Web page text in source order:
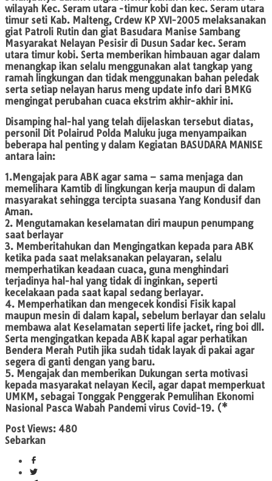
wilayah Kec. Seram utara -timur kobi dan kec. Seram utara
timur seti Kab. Malteng, Crdew KP XVI-2005 melaksanakan
giat Patroli Rutin dan giat Basudara Manise Sambang
Masyarakat Nelayan Pesisir di Dusun Sadar kec. Seram
utara timur kobi. Serta memberikan himbauan agar dalam
menangkap ikan selalu menggunakan alat tangkap yang
ramah lingkungan dan tidak menggunakan bahan peledak
serta setiap nelayan harus meng update info dari BMKG
mengingat perubahan cuaca ekstrim akhir-akhir ini.
Disamping hal-hal yang telah dijelaskan tersebut diatas,
personil Dit Polairud Polda Maluku juga menyampaikan
beberapa hal penting y dalam Kegiatan BASUDARA MANISE
antara lain:
1.Mengajak para ABK agar sama – sama menjaga dan
memelihara Kamtib di lingkungan kerja maupun di dalam
masyarakat sehingga tercipta suasana Yang Kondusif dan
Aman.
2. Mengutamakan keselamatan diri maupun penumpang
saat berlayar
3. Memberitahukan dan Mengingatkan kepada para ABK
ketika pada saat melaksanakan pelayaran, selalu
memperhatikan keadaan cuaca, guna menghindari
terjadinya hal-hal yang tidak di inginkan, seperti
kecelakaan pada saat kapal sedang berlayar.
4. Memperhatikan dan mengecek kondisi Fisik kapal
maupun mesin di dalam kapal, sebelum berlayar dan selalu
membawa alat Keselamatan seperti life jacket, ring boi dll.
Serta mengingatkan kepada ABK kapal agar perhatikan
Bendera Merah Putih jika sudah tidak layak di pakai agar
segera di ganti dengan yang baru.
5. Mengajak dan memberikan Dukungan serta motivasi
kepada masyarakat nelayan Kecil, agar dapat memperkuat
UMKM, sebagai Tonggak Penggerak Pemulihan Ekonomi
Nasional Pasca Wabah Pandemi virus Covid-19. (*
Post Views: 480
Sebarkan